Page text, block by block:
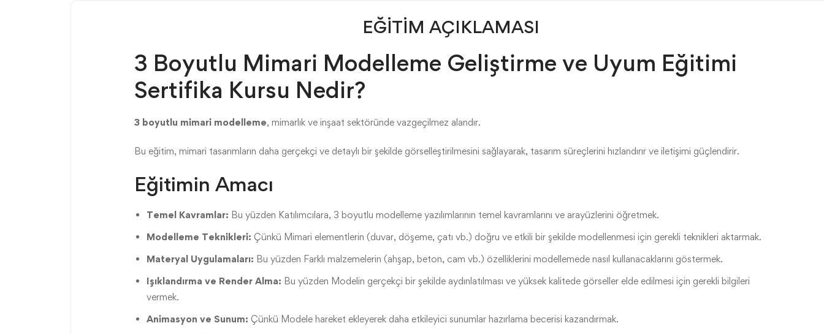
EĞİTİM AÇIKLAMASI
3 Boyutlu Mimari Modelleme Geliştirme ve Uyum Eğitimi
Sertifika Kursu Nedir?
3 boyutlu mimari modelleme, mimarlık ve inşaat sektöründe vazgeçilmez alandır.
Bu eğitim, mimari tasarımların daha gerçekçi ve detaylı bir şekilde görselleştirilmesini sağlayarak, tasarım süreçlerini hızlandırır ve iletişimi güçlendirir.
Eğitimin Amacı
Temel Kavramlar: Bu yüzden Katılımcılara, 3 boyutlu modelleme yazılımlarının temel kavramlarını ve arayüzlerini öğretmek.
Modelleme Teknikleri: Çünkü Mimari elementlerin (duvar, döşeme, çatı vb.) doğru ve etkili bir şekilde modellenmesi için gerekli teknikleri aktarmak.
Materyal Uygulamaları: Bu yüzden Farklı malzemelerin (ahşap, beton, cam vb.) özelliklerini modellemede nasıl kullanacaklarını göstermek.
Işıklandırma ve Render Alma: Bu yüzden Modelin gerçekçi bir şekilde aydınlatılması ve yüksek kalitede görseller elde edilmesi için gerekli bilgileri
vermek.
Animasyon ve Sunum: Çünkü Modele hareket ekleyerek daha etkileyici sunumlar hazırlama becerisi kazandırmak.